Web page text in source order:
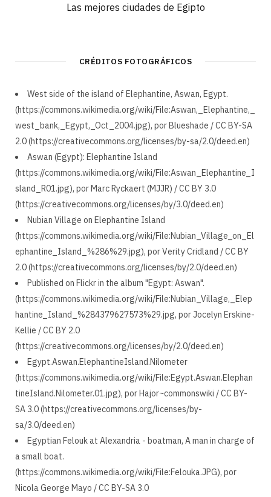
Las mejores ciudades de Egipto
CRÉDITOS FOTOGRÁFICOS
West side of the island of Elephantine, Aswan, Egypt.
(https://commons.wikimedia.org/wiki/File:Aswan,_Elephantine,_
west_bank,_Egypt,_Oct_2004.jpg), por Blueshade / CC BY-SA
2.0 (https://creativecommons.org/licenses/by-sa/2.0/deed.en)
Aswan (Egypt): Elephantine Island
(https://commons.wikimedia.org/wiki/File:Aswan_Elephantine_I
sland_R01.jpg), por Marc Ryckaert (MJJR) / CC BY 3.0
(https://creativecommons.org/licenses/by/3.0/deed.en)
Nubian Village on Elephantine Island
(https://commons.wikimedia.org/wiki/File:Nubian_Village_on_El
ephantine_Island_%286%29.jpg), por Verity Cridland / CC BY
2.0 (https://creativecommons.org/licenses/by/2.0/deed.en)
Published on Flickr in the album "Egypt: Aswan".
(https://commons.wikimedia.org/wiki/File:Nubian_Village,_Elep
hantine_Island_%284379627573%29.jpg, por Jocelyn Erskine-
Kellie / CC BY 2.0
(https://creativecommons.org/licenses/by/2.0/deed.en)
Egypt.Aswan.ElephantineIsland.Nilometer
(https://commons.wikimedia.org/wiki/File:Egypt.Aswan.Elephan
tineIsland.Nilometer.01.jpg), por Hajor~commonswiki / CC BY-
SA 3.0 (https://creativecommons.org/licenses/by-
sa/3.0/deed.en)
Egyptian Felouk at Alexandria - boatman, A man in charge of
a small boat.
(https://commons.wikimedia.org/wiki/File:Felouka.JPG), por
Nicola George Mayo / CC BY-SA 3.0